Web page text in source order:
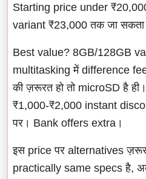
Starting price under
variant ₹23,000 तक जा सकता
Best value? 8GB/128GB
multitasking में difference
की ज़रूरत हो तो microSD है
₹1,000-₹2,000 instant
पर। Bank offers extra।
इस price पर alternatives
practically same specs है,